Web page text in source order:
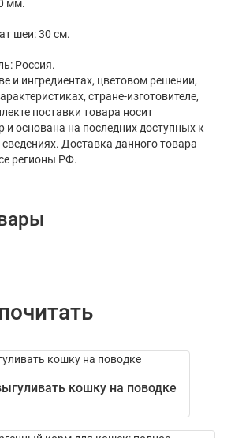
мм.
шеи: 30 см.
Россия.
и ингредиентах, цветовом решении,
стране-изготовителе,
поставки товара носит
и основана на последних доступных к
Доставка данного товара
регионы РФ.
кошку на поводке